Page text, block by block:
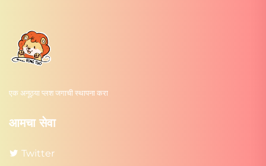
एक अनूठ्या प्लश जगाची स्थापना करा
आमचा सेवा
Twitter